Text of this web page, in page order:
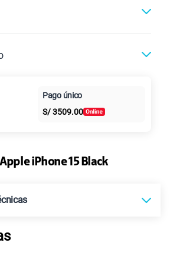
Cuotas Claro
intereses
Pago único
S/3509.00
Apple iPhone 15 Black